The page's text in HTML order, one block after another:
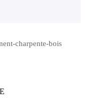
charpente-bois